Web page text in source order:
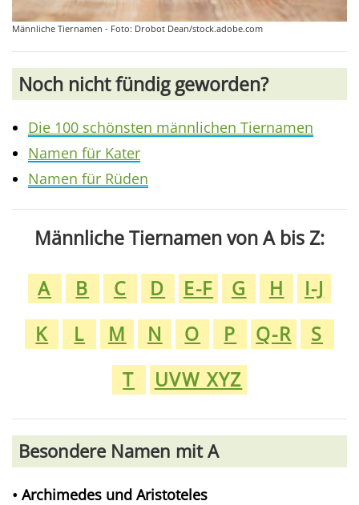
Männliche Tiernamen - Foto: Drobot Dean/stock.adobe.com
Noch nicht fündig geworden?
Die 100 schönsten männlichen Tiernamen
Namen für Kater
Namen für Rüden
Männliche Tiernamen von A bis Z:
A
B C D E-F G H
I-J
K
L M N O P Q-R
S
T
UVW XYZ
Besondere Namen mit A
• Archimedes und Aristoteles